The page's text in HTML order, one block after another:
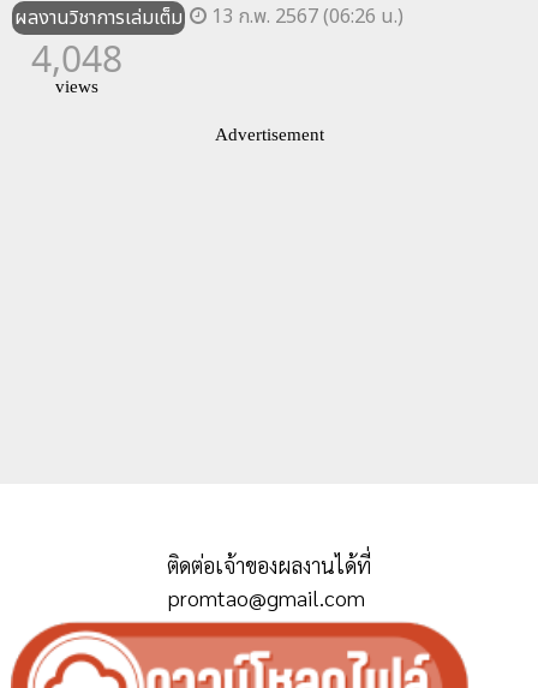
ผลงานวิชาการเล่มเต็ม 13 ก.พ. 2567 (06:26 น.)
4,048
views
Advertisement
ติดต่อเจ้าของผลงานได้ที่
promtao@gmail.com